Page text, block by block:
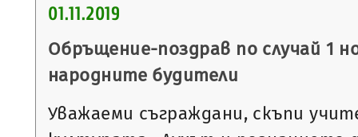
01.11.2019
Обръщение-поздрав по случай 1
народните будители
Уважаеми съграждани, скъпи